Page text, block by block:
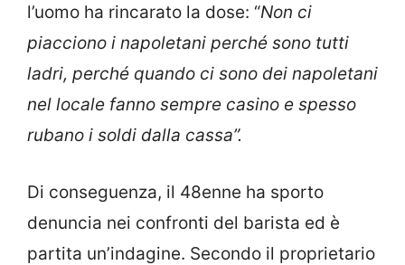
l’uomo ha rincarato la dose: “Non ci
piacciono i napoletani perché sono tutti
ladri, perché quando ci sono dei napoletani
nel locale fanno sempre casino e spesso
rubano i soldi dalla cassa”.
Di conseguenza, il 48enne ha sporto
denuncia nei confronti del barista ed è
partita un’indagine. Secondo il proprietario